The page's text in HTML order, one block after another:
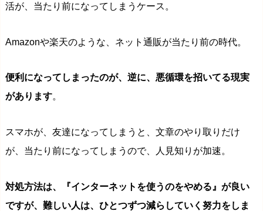
活が、当たり前になってしまうケース。
Amazonや楽天のような、ネット通販が当たり前の時代。
便利になってしまったのが、逆に、悪循環を招いてる現実
があります。
スマホが、友達になってしまうと、文章のやり取りだけ
が、当たり前になってしまうので、人見知りが加速。
対処方法は、『インターネットを使うのをやめる』が良い
ですが、難しい人は、ひとつずつ減らしていく努力をしま